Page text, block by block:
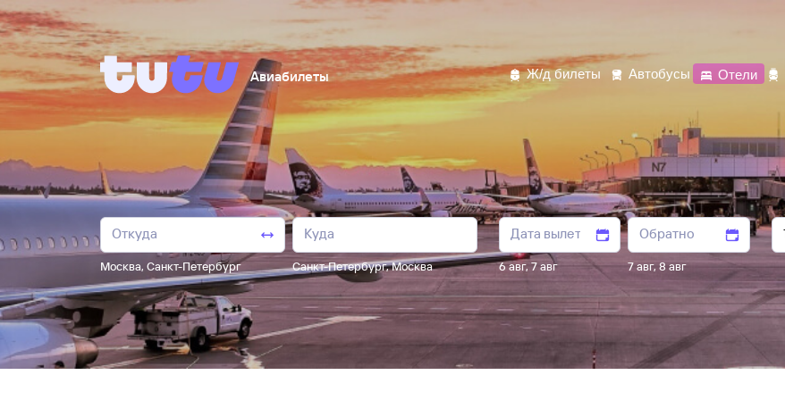
Авиабилеты Ж/д билеты Автобусы Отели
Москва, Санкт-Петербург Санкт-Петербург,Москва 6 авг, 7 авг 7 авг,8 авг